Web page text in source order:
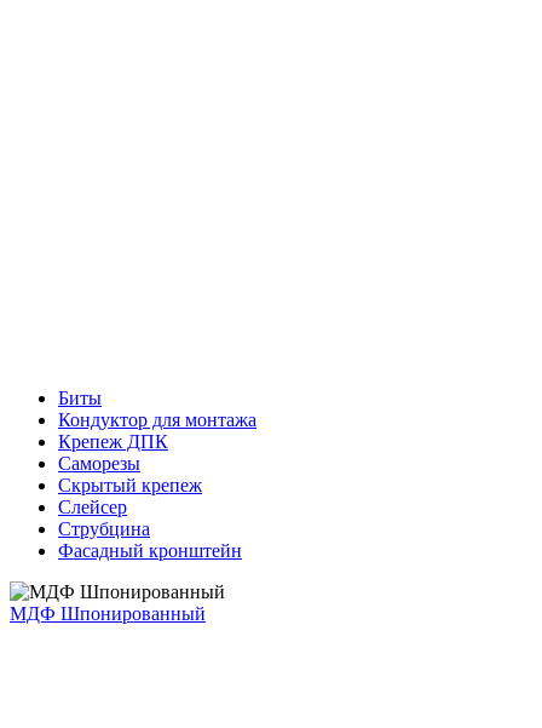
Биты
Кондуктор для монтажа
Крепеж ДПК
Саморезы
Скрытый крепеж
Слейсер
Струбцина
Фасадный кронштейн
МДФ Шпонированный